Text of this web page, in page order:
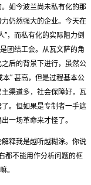
如今波兰尚未私有化的那
仍然强大的企业。今天在
”，而私有化的实际阻力倒
团结工会。从瓦文萨的角
后的背景下进行，虽然公
” 甚高，但是过程基本公
渠道多，社会保障好，瓦
。但如果是专制者一手遮
一场革命来才怪了。
释我是越听越糊涂。你说
都不能用作分析问题的框
。